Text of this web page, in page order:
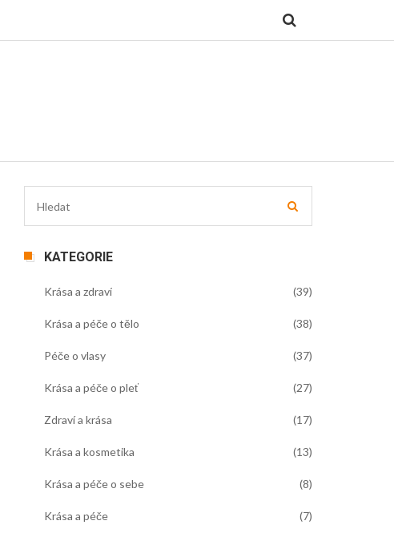
KATEGORIE
Krása a zdraví (39)
Krása a péče o tělo (38)
Péče o vlasy (37)
Krása a péče o pleť (27)
Zdraví a krása (17)
Krása a kosmetika (13)
Krása a péče o sebe (8)
Krása a péče (7)